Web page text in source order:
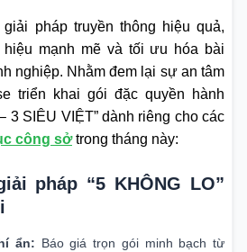
pháp truyền thông hiệu quả,
mạnh mẽ và tối ưu hóa bài
nghiệp. Nhằm đem lại sự an tâm
triển khai gói đặc quyền hành
3 SIÊU VIỆT” dành riêng cho các
công sởtrong tháng này:
pháp “5 KHÔNG LO”
ẩn: Báo giá trọn gói minh bạch từ